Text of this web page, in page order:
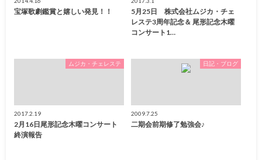
宝塚歌劇鑑賞と嬉しい発見！！
5月25日 株式会社ムジカ・チェ
レステ3周年記念＆ 尾形記念木曜
コンサート1…
ムジカ・チェレステ
2017.2.19
2月16日尾形記念木曜コンサート
終演報告
日記・ブログ
2009.7.25
二期会前期修了勉強会♪